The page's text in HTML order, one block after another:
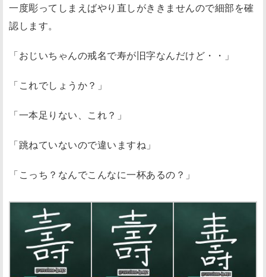
一度彫ってしまえばやり直しがききませんので細部を確
認します。
「おじいちゃんの戒名で寿が旧字なんだけど・・」
「これでしょうか？」
「一本足りない、これ？」
「跳ねていないので違いますね」
「こっち？なんでこんなに一杯あるの？」